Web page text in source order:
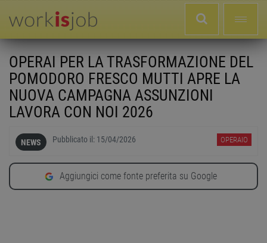
OPERAI PER LA TRASFORMAZIONE DEL
POMODORO FRESCO MUTTI APRE LA
NUOVA CAMPAGNA ASSUNZIONI
LAVORA CON NOI 2026
NEWS Pubblicato il: 15/04/2026 OPERAIO
Aggiungici come fonte preferita su Google